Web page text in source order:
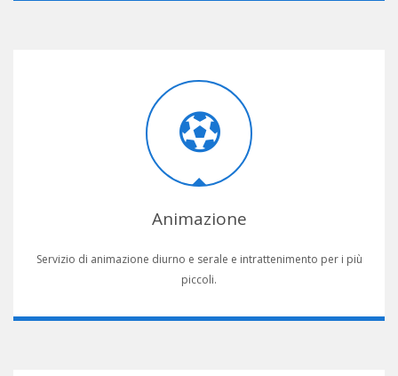
Animazione
Servizio di animazione diurno e serale e intrattenimento per i più
piccoli.